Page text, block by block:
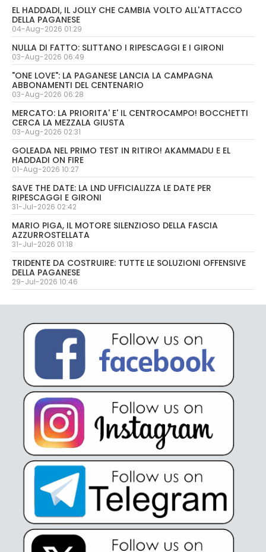
EL HADDADI, IL JOLLY CHE CAMBIA VOLTO ALL'ATTACCO
DELLA PAGANESE
04-Aug-2026 01:29
NULLA DI FATTO: SLITTANO I RIPESCAGGI E I GIRONI
03-Aug-2026 06:49
"ONE LOVE": LA PAGANESE LANCIA LA CAMPAGNA
ABBONAMENTI DEL CENTENARIO
03-Aug-2026 06:28
MERCATO: LA PRIORITA' E' IL CENTROCAMPO! BOCCHETTI
CERCA LA MEZZALA GIUSTA
03-Aug-2026 02:31
GOLEADA NEL PRIMO TEST IN RITIRO! AKAMMADU E EL
HADDADI ON FIRE
01-Aug-2026 10:27
SAVE THE DATE: LA LND UFFICIALIZZA LE DATE PER
RIPESCAGGI E GIRONI
31-Jul-2026 02:42
MARIO PIGA, IL MOTORE SILENZIOSO DELLA FASCIA
AZZURROSTELLATA
31-Jul-2026 01:18
TRIDENTE DA COSTRUIRE: TUTTE LE SOLUZIONI OFFENSIVE
DELLA PAGANESE
29-Jul-2026 10:46